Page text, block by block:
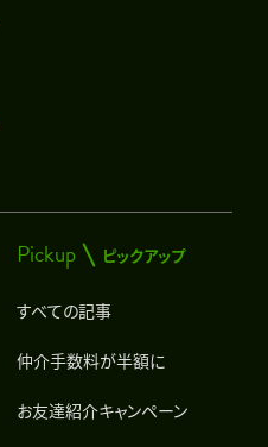
Pickup ピックアップ
すべての記事
仲介手数料が半額に
お友達紹介キャンペーン